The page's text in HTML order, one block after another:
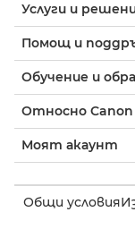
Услуги и
Помощ и
Обучение и
Относно Canon
Моят акаунт
Общи условия